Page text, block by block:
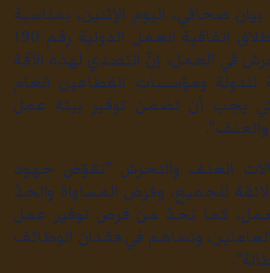
صحافي، اليوم الإثنين، بمناسبة
الذكرى السنوية لإطلاق اتفاقية العمل الدولية رقم 190
في العمل، إنّ التصدي لهذه الآفة
للدولة ومؤسسات القطاعين العام
يجب أن تضمن توفير بيئة عمل
العنف والتحرش "تقوّض جهود
للجميع، وفرض المساواة والحدّ
كما تحدّ من فرص توفير عمل
وتساهم في فقدان الوظائف